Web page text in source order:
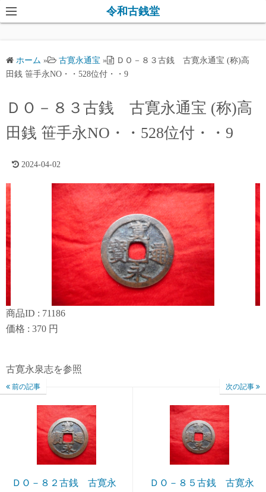
コ
ン
ツ
ッ
令和古銭堂
ホーム » 古寛永通宝 »
ＤＯ－８３古銭 古寛永通宝 (称)高
田銭 笹手永NO・・528位付・・9
ＤＯ－８３古銭 古寛永通宝 (称)高
田銭 笹手永NO・・528位付・・9
2024-04-02
商品ID : 71186
価格 : 370 円
古寛永泉志を参照
前の記事
ＤＯ－８２古銭 古寛永
次の記事
ＤＯ－８５古銭 古寛永